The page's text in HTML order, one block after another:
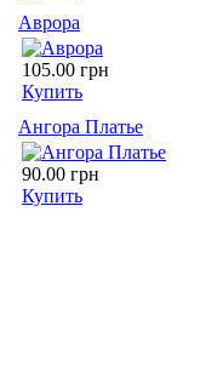
Аврора
105.00 грн
Купить
Ангора Платье
90.00 грн
Купить